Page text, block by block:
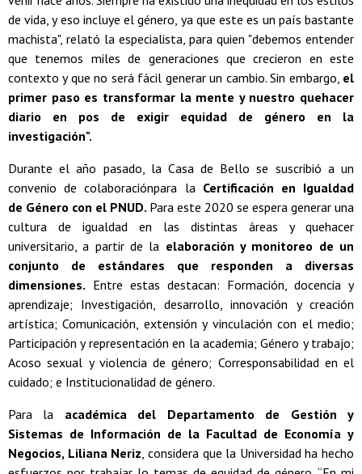
de vida, y eso incluye el género, ya que este es un país bastante
machista", relató la especialista, para quien "debemos entender
que tenemos miles de generaciones que crecieron en este
contexto y que no será fácil generar un cambio. Sin embargo, el
primer paso es transformar la mente y nuestro quehacer
diario en pos de exigir equidad de género en la
investigación".
Durante el año pasado, la Casa de Bello se suscribió a un
convenio de colaboraciónpara la Certificación en Igualdad
de Género con el PNUD. Para este 2020 se espera generar una
cultura de igualdad en las distintas áreas y quehacer
universitario, a partir de la elaboración y monitoreo de un
conjunto de estándares que responden a diversas
dimensiones. Entre estas destacan: Formación, docencia y
aprendizaje; Investigación, desarrollo, innovación y creación
artística; Comunicación, extensión y vinculación con el medio;
Participación y representación en la academia; Género y trabajo;
Acoso sexual y violencia de género; Corresponsabilidad en el
cuidado; e Institucionalidad de género.
Para la académica del Departamento de Gestión y
Sistemas de Información de la Facultad de Economía y
Negocios, Liliana Neriz, considera que la Universidad ha hecho